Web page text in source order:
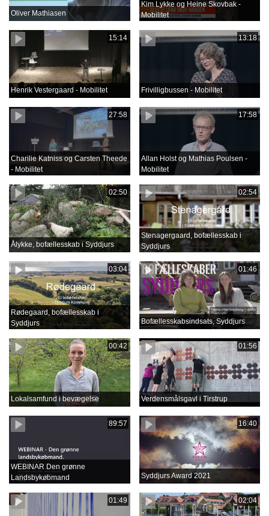
Oliver Mathiasen
Kim Lykke og Heine Skovbak -
Mobilitet
15:14
Henrik Vestergaard - Mobilitet
13:18
Frivilligbussen - Mobilitet
27:58
Charilie Katniss og Carsten Theede
- Mobilitet
17:58
Allan Holst og Mathias Poulsen -
Mobilitet
02:50
Ålykke, bofællesskab i Syddjurs
02:54
Stenagergaard, bofællesskab i
Syddjurs
03:04
Rødegaard, bofællesskab i
Syddjurs
01:46
Bofællesskabsindsats, Syddjurs
00:42
Lokalsamfund i bevægelse
01:56
Verdensmålsgavl i Tirstrup
89:57
WEBINAR Den grønne
Landsbykøbmand
16:40
Syddjurs Award 2021
01:49 02:04